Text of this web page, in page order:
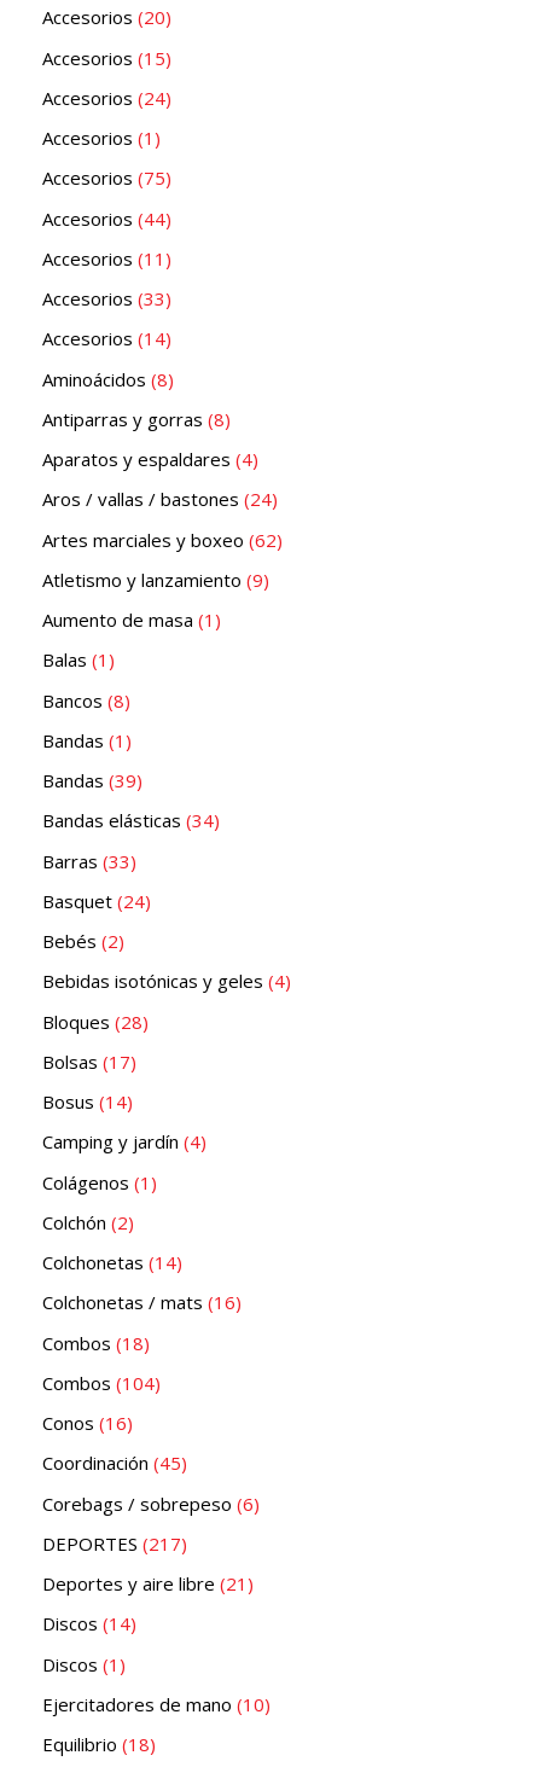
Accesorios 20
Accesorios 15
Accesorios 24
Accesorios 1
Accesorios 75
Accesorios 44
Accesorios 11
Accesorios 33
Accesorios 14
Aminoácidos 8
Antiparras y gorras 8
Aparatos y espaldares 4
Aros / vallas / bastones 24
Artes marciales y boxeo 62
Atletismo y lanzamiento 9
Aumento de masa 1
Balas 1
Bancos 8
Bandas 1
Bandas 39
Bandas elásticas 34
Barras 33
Basquet 24
Bebés 2
Bebidas isotónicas y geles 4
Bloques 28
Bolsas 17
Bosus 14
Camping y jardín 4
Colágenos 1
Colchón 2
Colchonetas 14
Colchonetas / mats 16
Combos 18
Combos 104
Conos 16
Coordinación 45
Corebags / sobrepeso 6
DEPORTES 217
Deportes y aire libre 21
Discos 14
Discos 1
Ejercitadores de mano 10
Equilibrio 18